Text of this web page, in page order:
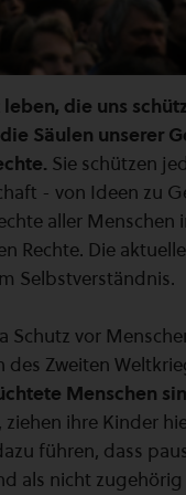
die uns
Säulen unserer
Sie schützen
- von Ideen zu
aller Menschen
Rechte. Die
Selbstverständnis.
Schutz vor
Zweiten
Menschen
ihre Kinder
führen, dass
als nicht